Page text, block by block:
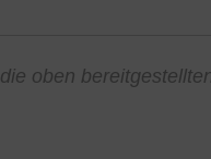
oben